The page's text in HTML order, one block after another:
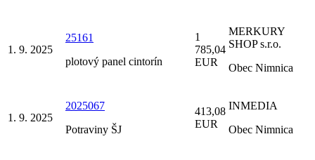
1. 9. 2025
25161
plotový panel cintorín
1
785,04
EUR
MERKURY
SHOP s.r.o.
Obec Nimnica
1. 9. 2025
2025067
Potraviny ŠJ
413,08
EUR
INMEDIA
Obec Nimnica